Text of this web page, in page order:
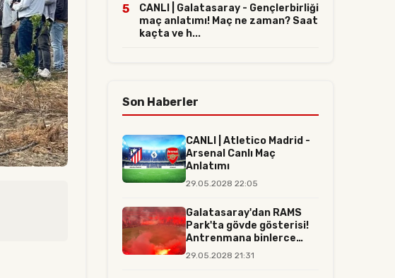
5
CANLI | Galatasaray - Gençlerbirliği
maç anlatımı! Maç ne zaman? Saat
kaçta ve h...
Son Haberler
CANLI | Atletico Madrid -
Arsenal Canlı Maç
Anlatımı
29.05.2028 22:05
Galatasaray'dan RAMS
Park'ta gövde gösterisi!
Antrenmana binlerce
tara...
29.05.2028 21:31